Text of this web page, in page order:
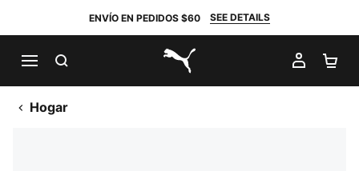
ENVÍO EN PEDIDOS $60 SEE DETAILS
PUMA.com
MI
Hogar